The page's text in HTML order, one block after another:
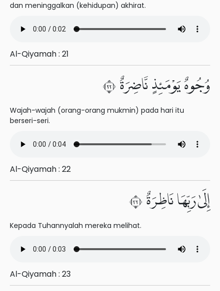
dan meninggalkan (kehidupan) akhirat.
Al-Qiyamah : 21
وُجُوهٌ يَوْمَئِذٍ نَّاضِرَةٌ ٢٢
Wajah-wajah (orang-orang mukmin) pada hari itu
berseri-seri.
Al-Qiyamah : 22
إِلَىٰ رَبِّهَا نَاظِرَةٌ ٢٣
Kepada Tuhannyalah mereka melihat.
Al-Qiyamah : 23